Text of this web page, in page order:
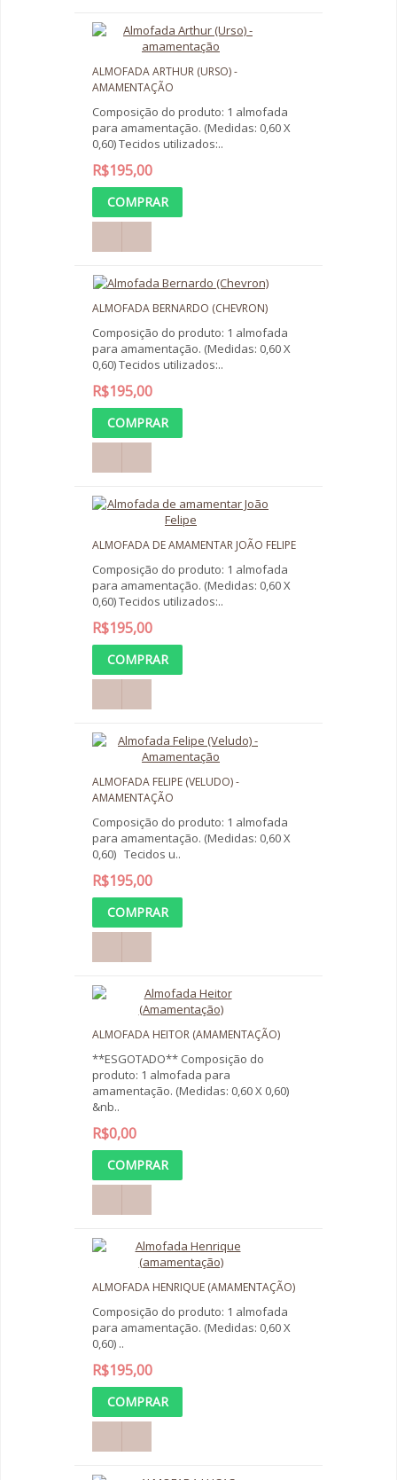
ALMOFADA ARTHUR (URSO) -
AMAMENTAÇÃO
Composição do produto: 1 almofada
para amamentação. (Medidas: 0,60 X
0,60) Tecidos utilizados:..
R$195,00
ALMOFADA BERNARDO (CHEVRON)
Composição do produto: 1 almofada
para amamentação. (Medidas: 0,60 X
0,60) Tecidos utilizados:..
R$195,00
ALMOFADA DE AMAMENTAR JOÃO FELIPE
Composição do produto: 1 almofada
para amamentação. (Medidas: 0,60 X
0,60) Tecidos utilizados:..
R$195,00
ALMOFADA FELIPE (VELUDO) -
AMAMENTAÇÃO
Composição do produto: 1 almofada
para amamentação. (Medidas: 0,60 X
0,60) Tecidos u..
R$195,00
ALMOFADA HEITOR (AMAMENTAÇÃO)
**ESGOTADO** Composição do
produto: 1 almofada para
amamentação. (Medidas: 0,60 X 0,60)
&nb..
R$0,00
ALMOFADA HENRIQUE (AMAMENTAÇÃO)
Composição do produto: 1 almofada
para amamentação. (Medidas: 0,60 X
0,60) ..
R$195,00